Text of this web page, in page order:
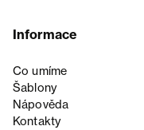
Informace
Co umíme
Šablony
Nápověda
Kontakty